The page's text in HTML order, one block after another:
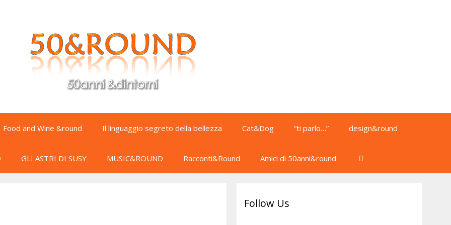
Food and Wine &round Il linguaggio segreto della bellezza Cat&Dog “ti parlo…” design&round
GLI ASTRI DI SUSY MUSIC&ROUND Racconti&Round Amici di 50anni&round
Follow Us